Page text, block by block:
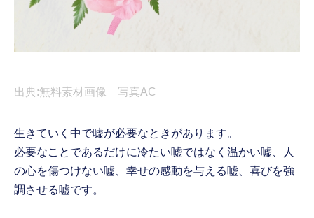
出典:無料素材画像 写真AC
生きていく中で嘘が必要なときがあります。
必要なことであるだけに冷たい嘘ではなく温かい嘘、人
の心を傷つけない嘘、幸せの感動を与える嘘、喜びを強
調させる嘘です。